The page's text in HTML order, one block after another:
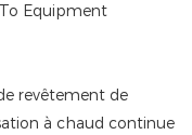
Equipment
revêtement de
à chaud continue